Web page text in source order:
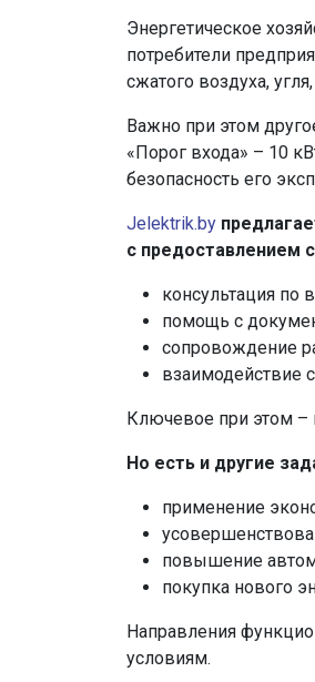
Энергетическое
потребители
сжатого воздуха,
Важно при этом
«Порог входа» – 10
безопасность его
Jelektrik.by
с предоставлением
консультация по
помощь с
сопровождение
взаимодействие
Ключевое при этом –
Но есть и другие
применение
повышение
покупка нового
Направления
условиям.